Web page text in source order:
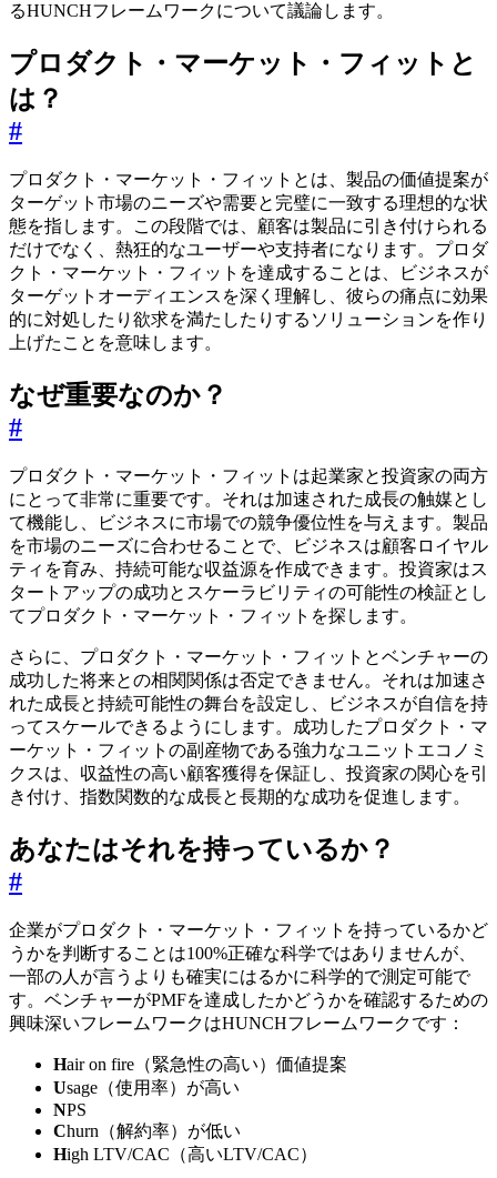
るHUNCHフレームワークについて議論します。
プロダクト・マーケット・フィットと
は？
#
プロダクト・マーケット・フィットとは、製品の価値提案が
ターゲット市場のニーズや需要と完璧に一致する理想的な状
態を指します。この段階では、顧客は製品に引き付けられる
だけでなく、熱狂的なユーザーや支持者になります。プロダ
クト・マーケット・フィットを達成することは、ビジネスが
ターゲットオーディエンスを深く理解し、彼らの痛点に効果
的に対処したり欲求を満たしたりするソリューションを作り
上げたことを意味します。
なぜ重要なのか？
#
プロダクト・マーケット・フィットは起業家と投資家の両方
にとって非常に重要です。それは加速された成長の触媒とし
て機能し、ビジネスに市場での競争優位性を与えます。製品
を市場のニーズに合わせることで、ビジネスは顧客ロイヤル
ティを育み、持続可能な収益源を作成できます。投資家はス
タートアップの成功とスケーラビリティの可能性の検証とし
てプロダクト・マーケット・フィットを探します。
さらに、プロダクト・マーケット・フィットとベンチャーの
成功した将来との相関関係は否定できません。それは加速さ
れた成長と持続可能性の舞台を設定し、ビジネスが自信を持
ってスケールできるようにします。成功したプロダクト・マ
ーケット・フィットの副産物である強力なユニットエコノミ
クスは、収益性の高い顧客獲得を保証し、投資家の関心を引
き付け、指数関数的な成長と長期的な成功を促進します。
あなたはそれを持っているか？
#
企業がプロダクト・マーケット・フィットを持っているかど
うかを判断することは100%正確な科学ではありませんが、
一部の人が言うよりも確実にはるかに科学的で測定可能で
す。ベンチャーがPMFを達成したかどうかを確認するための
興味深いフレームワークはHUNCHフレームワークです：
Hair on fire（緊急性の高い）価値提案
Usage（使用率）が高い
NPS
Churn（解約率）が低い
High LTV/CAC（高いLTV/CAC）